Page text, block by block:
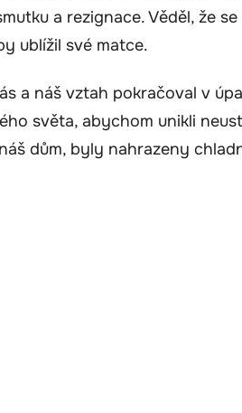
a rezignace. Věděl, že
ublížil své matce.
a náš vztah pokračoval v
světa, abychom unikli
dům, byly nahrazeny